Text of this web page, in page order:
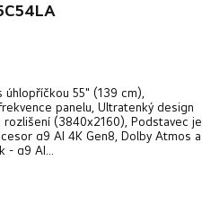
úhlopříčkou 55" (139 cm),
panelu, Ultratenký design
rozlišení (3840x2160), Podstavec je
α9 AI 4K Gen8, Dolby Atmos a
- α9 AI...